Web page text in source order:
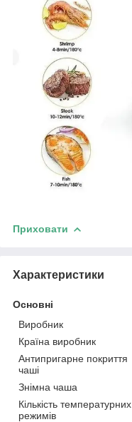
Приховати
Характеристики
Основні
Виробник
Країна виробник
Антипригарне покриття
чаші
Знімна чаша
Кількість температурних
режимів